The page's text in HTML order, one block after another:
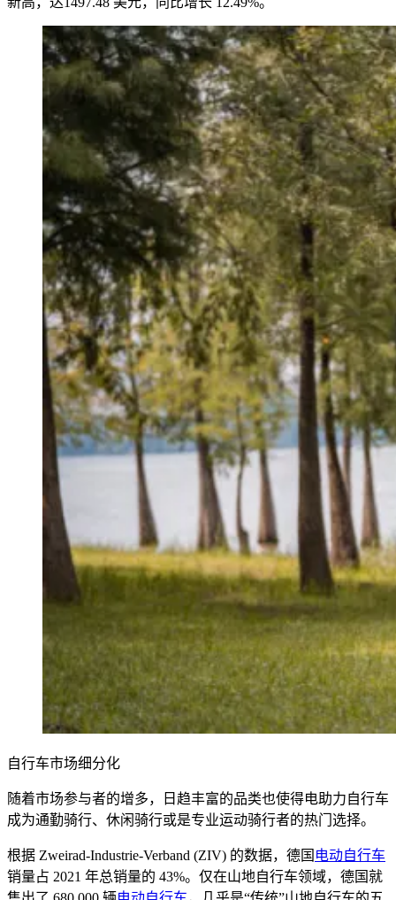
自行车市场细分化
随着市场参与者的增多，日趋丰富的品类也使得电助力自行车
成为通勤骑行、休闲骑行或是专业运动骑行者的热门选择。
根据 Zweirad-Industrie-Verband (ZIV) 的数据，德国 电动自行车
销量占 2021 年总销量的 43%。仅在山地自行车领域，德国就